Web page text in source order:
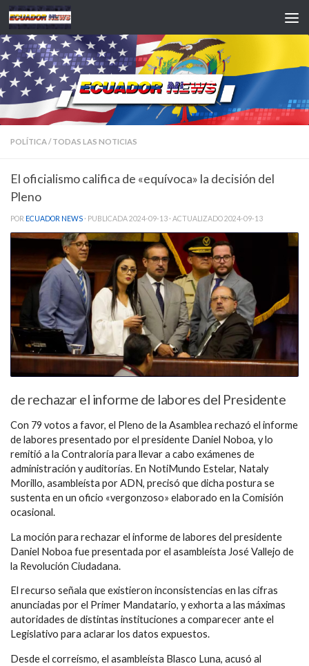
Saltar al contenido
POLÍTICA/ TODAS LAS NOTICIAS
El oficialismo califica de «equívoca» la decisión del
Pleno
POR ECUADOR NEWS · PUBLICADA2024-09-13 · ACTUALIZADO2024-09-13
de rechazar el informe de labores del Presidente
Con 79 votos a favor, el Pleno de la Asamblea rechazó el informe
de labores presentado por el presidente Daniel Noboa, y lo
remitió a la Contraloría para llevar a cabo exámenes de
administración y auditorías. En NotiMundo Estelar, Nataly
Morillo, asambleísta por ADN, precisó que dicha postura se
sustenta en un oficio «vergonzoso» elaborado en la Comisión
ocasional.
La moción para rechazar el informe de labores del presidente
Daniel Noboa fue presentada por el asambleísta José Vallejo de
la Revolución Ciudadana.
El recurso señala que existieron inconsistencias en las cifras
anunciadas por el Primer Mandatario, y exhorta a las máximas
autoridades de distintas instituciones a comparecer ante el
Legislativo para aclarar los datos expuestos.
Desde el correísmo, el asambleísta Blasco Luna, acusó al